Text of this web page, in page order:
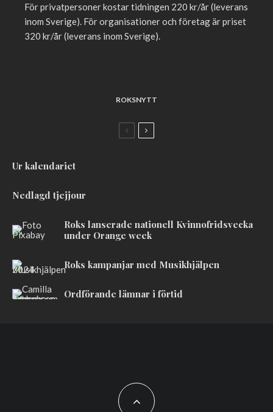
För privatpersoner kostar tidningen 220 kr/år (leverans
inom Sverige). För organisationer och företag är priset
320 kr/år (leverans inom Sverige).
ROKSNYTT
Ur kalendariet
Nedlagd tjejjour
Roks lanserade nationell Kvinnofridsvecka
under Orange week
Roks kampanjar med Musikhjälpen
Ordförande lämnar i förtid